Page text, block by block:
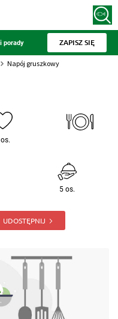
porady ZAPISZ SIĘ
Napój gruszkowy
5 os.
UDOSTĘPNIJ